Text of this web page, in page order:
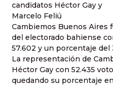
candidatos Héctor Gay y
Marcelo Feliú
Cambiemos Buenos Aires
del electorado bahiense
57.602 y un porcentaje del
La representación de
Héctor Gay con 52.435
quedando su porcentaje